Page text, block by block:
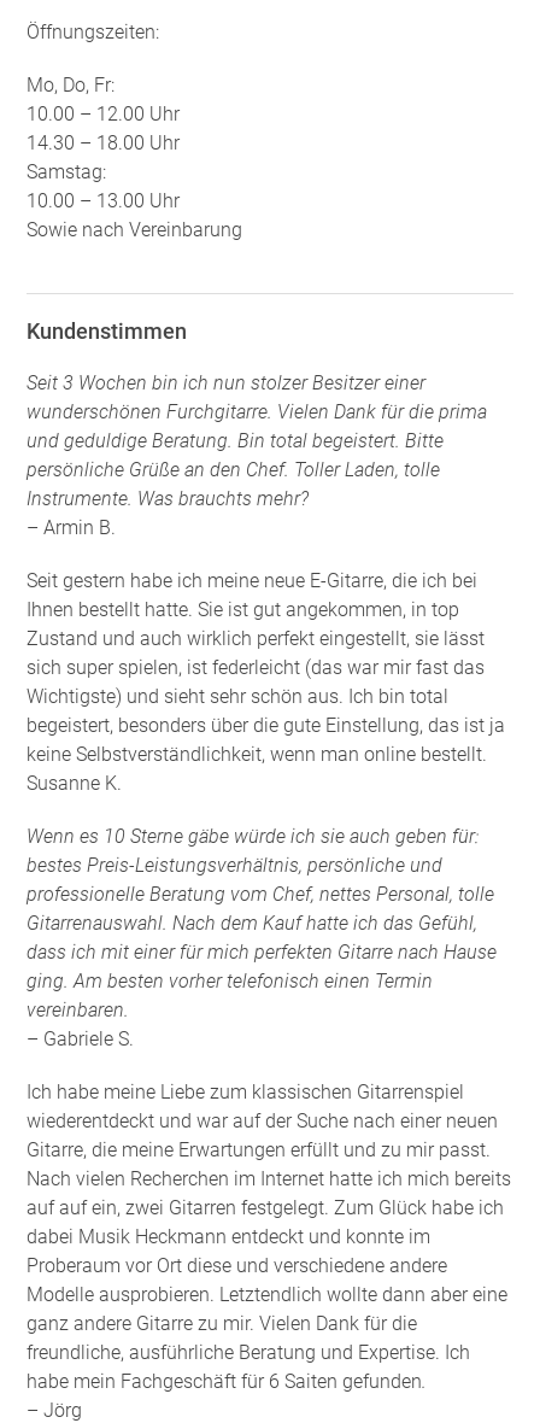
Öffnungszeiten:
Mo, Do, Fr:
10.00 – 12.00 Uhr
14.30 – 18.00 Uhr
Samstag:
10.00 – 13.00 Uhr
Sowie nach Vereinbarung
Kundenstimmen
Seit 3 Wochen bin ich nun stolzer Besitzer einer
wunderschönen Furchgitarre. Vielen Dank für die prima
und geduldige Beratung. Bin total begeistert. Bitte
persönliche Grüße an den Chef. Toller Laden, tolle
Instrumente. Was brauchts mehr?
– Armin B.
Seit gestern habe ich meine neue E-Gitarre, die ich bei
Ihnen bestellt hatte. Sie ist gut angekommen, in top
Zustand und auch wirklich perfekt eingestellt, sie lässt
sich super spielen, ist federleicht (das war mir fast das
Wichtigste) und sieht sehr schön aus. Ich bin total
begeistert, besonders über die gute Einstellung, das ist ja
keine Selbstverständlichkeit, wenn man online bestellt.
Susanne K.
Wenn es 10 Sterne gäbe würde ich sie auch geben für:
bestes Preis-Leistungsverhältnis, persönliche und
professionelle Beratung vom Chef, nettes Personal, tolle
Gitarrenauswahl. Nach dem Kauf hatte ich das Gefühl,
dass ich mit einer für mich perfekten Gitarre nach Hause
ging. Am besten vorher telefonisch einen Termin
vereinbaren.
– Gabriele S.
Ich habe meine Liebe zum klassischen Gitarrenspiel
wiederentdeckt und war auf der Suche nach einer neuen
Gitarre, die meine Erwartungen erfüllt und zu mir passt.
Nach vielen Recherchen im Internet hatte ich mich bereits
auf auf ein, zwei Gitarren festgelegt. Zum Glück habe ich
dabei Musik Heckmann entdeckt und konnte im
Proberaum vor Ort diese und verschiedene andere
Modelle ausprobieren. Letztendlich wollte dann aber eine
ganz andere Gitarre zu mir. Vielen Dank für die
freundliche, ausführliche Beratung und Expertise. Ich
habe mein Fachgeschäft für 6 Saiten gefunden
– Jörg